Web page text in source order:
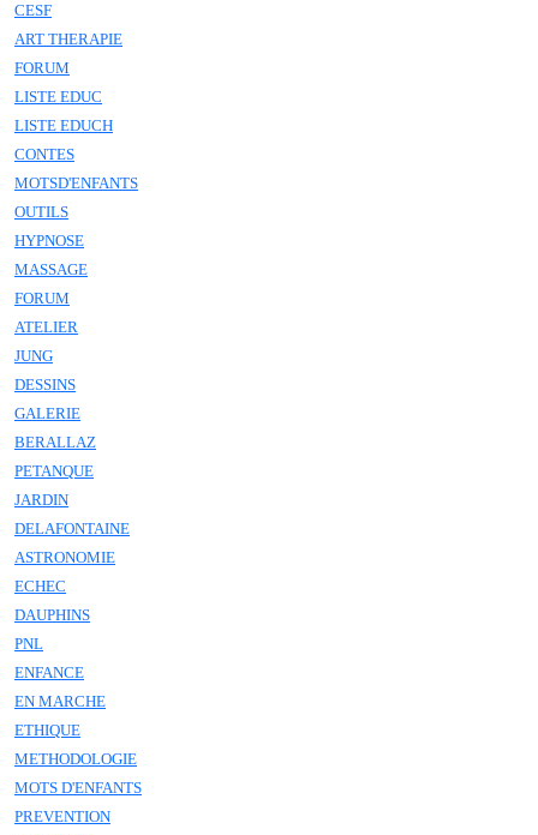
CESF
ART THERAPIE
FORUM
LISTE EDUC
LISTE EDUCH
CONTES
MOTSD'ENFANTS
OUTILS
HYPNOSE
MASSAGE
FORUM
ATELIER
JUNG
DESSINS
GALERIE
BERALLAZ
PETANQUE
JARDIN
DELAFONTAINE
ASTRONOMIE
ECHEC
DAUPHINS
PNL
ENFANCE
EN MARCHE
ETHIQUE
METHODOLOGIE
MOTS D'ENFANTS
PREVENTION